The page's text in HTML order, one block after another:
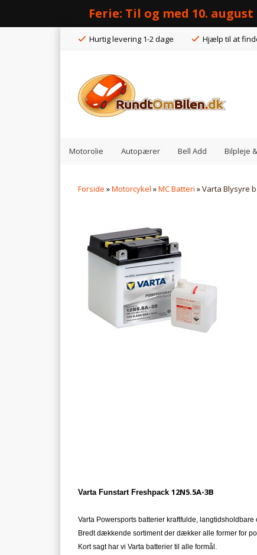
Ferie: Til og med 10.
Hurtig levering 1-2 dage Hjælp til at
Motorolie Autopærer Bell Add Bilpleje
Forside »Motorcykel »MC Batteri »Varta Blysyre
Varta Funstart Freshpack 12N5.5A-3B
Varta Powersports batterier kraftfulde,
Bredt dækkende sortiment der dækker alle former for
Kort sagt har vi Varta batterier til alle formål.